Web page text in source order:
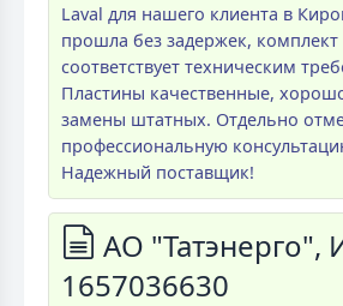
Laval для нашего клиента в
прошла без задержек,
соответствует техническим
Пластины качественные,
замены штатных. Отдельно
профессиональную
Надежный поставщик!
АО "Татэнерго",
1657036630